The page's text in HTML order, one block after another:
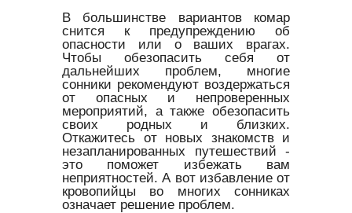
В большинстве вариантов комар
снится к предупреждению об
опасности или о ваших врагах.
Чтобы обезопасить себя от
дальнейших проблем, многие
сонники рекомендуют воздержаться
от опасных и непроверенных
мероприятий, а также обезопасить
своих родных и близких.
Откажитесь от новых знакомств и
незапланированных путешествий -
это поможет избежать вам
неприятностей. А вот избавление от
кровопийцы во многих сонниках
означает решение проблем.